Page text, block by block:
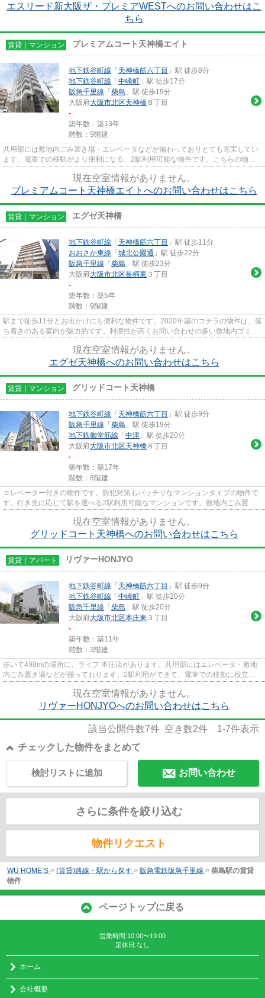
エスリード新大阪ザ・プレミアWESTへのお問い合わせはこ
ちら
賃貸｜マンション プレミアムコート天神橋エイト
地下鉄谷町線 「 天神橋筋六丁目 」駅 徒歩8分
地下鉄谷町線 「 中崎町 」駅 徒歩17分
阪急千里線 「 柴島 」駅 徒歩19分
大阪府大阪市北区天神橋 ８丁目
-
築年数：築13年
階数：9階建
共用部には敷地内ごみ置き場・エレベータなどが備わっておりとても充実してい
ます。電車での移動がより便利になる、2駅利用可能な物件です。こちらの物件
現在空室情報がありません。
プレミアムコート天神橋エイトへのお問い合わせはこちら
賃貸｜マンション エグゼ天神橋
地下鉄谷町線 「 天神橋筋六丁目 」駅 徒歩11分
おおさか東線 「 城北公園通 」駅 徒歩22分
阪急千里線 「 柴島 」駅 徒歩23分
大阪府大阪市北区長柄東 ３丁目
-
築年数：築5年
階数：9階建
駅まで徒歩11分とお出かけにも便利な物件です。2020年築のコチラの物件は、落
ち着きのある室内が魅力的です。利便性が高くお問い合わせの多い敷地内ゴミ置
現在空室情報がありません。
エグゼ天神橋へのお問い合わせはこちら
賃貸｜マンション グリッドコート天神橋
地下鉄谷町線 「 天神橋筋六丁目 」駅 徒歩9分
阪急千里線 「 柴島 」駅 徒歩19分
地下鉄御堂筋線 「 中津 」駅 徒歩20分
大阪府大阪市北区天神橋 ８丁目
-
築年数：築17年
階数：8階建
エレベーター付きの物件です。防犯対策もバッチリなマンションタイプの物件で
す。行き先に応じて駅を選べる2駅利用可能なマンションです。敷地内ごみ置き
現在空室情報がありません。
グリッドコート天神橋へのお問い合わせはこちら
賃貸｜アパート リヴァーHONJYO
地下鉄谷町線 「 天神橋筋六丁目 」駅 徒歩9分
地下鉄谷町線 「 中崎町 」駅 徒歩20分
阪急千里線 「 柴島 」駅 徒歩20分
大阪府大阪市北区本庄東 ３丁目
-
築年数：築11年
階数：3階建
歩いて498mの場所に、ライフ 本庄店があります。共用部にはエレベータ・敷地
内ごみ置き場などが揃っております。2駅利用ができて、電車での移動に役立つ
現在空室情報がありません。
リヴァーHONJYOへのお問い合わせはこちら
該当公開件数7件 空き数2件 1-7件表示
チェックした物件をまとめて
お問い合わせ
検討リストに追加
さらに条件を絞り込む
物件リクエスト
WU HOME’S > (賃貸)路線・駅から探す > 阪急電鉄阪急千里線 > 柴島駅の賃貸
物件
ページトップに戻る
営業時間:10:00〜19:00
定休日:なし
ホーム
会社概要